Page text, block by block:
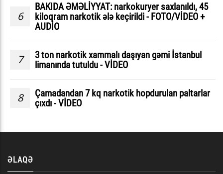
6
BAKIDA ƏMƏLİYYAT: narkokuryer saxlanıldı, 45
kiloqram narkotik ələ keçirildi - FOTO/VİDEO +
AUDİO
7
3 ton narkotik xammalı daşıyan gəmi İstanbul
limanında tutuldu - VİDEO
8
Çamadandan 7 kq narkotik hopdurulan paltarlar
çıxdı - VİDEO
ƏLAQƏ